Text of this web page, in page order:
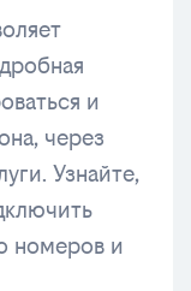
и
через
Узнайте,
номеров и